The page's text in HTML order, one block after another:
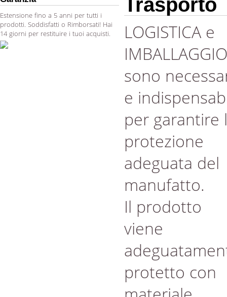
Estensione fino a 5 anni per tutti i
prodotti. Soddisfatti o Rimborsati! Hai
14 giorni per restituire i tuoi acquisti.
Trasporto
LOGISTICA e
IMBALLAGGIO
sono
e
per garantire
protezione
adeguata del
manufatto.
Il prodotto
viene
protetto con